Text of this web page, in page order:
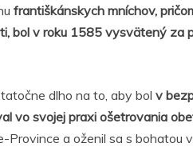
františkánskych mníchov,
bol v roku 1585 vysvätený za
dlho na to, aby bol v
vo svojej praxi ošetrovania
Province a oženil sa s bohatou